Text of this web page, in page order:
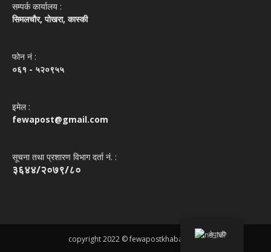
सम्पर्क कार्यालय :
सिमलचौर, पोखरा, कास्की
फोन नं‌ :
०६१ - ५२०९५५
इमेल :
fewapost@gmail.com
सूचना तथा प्रशारण विभाग दर्ता नं. :
३६४४/२०७९/८०
copyright 2022 © fewapostkhabar.com नेपाली